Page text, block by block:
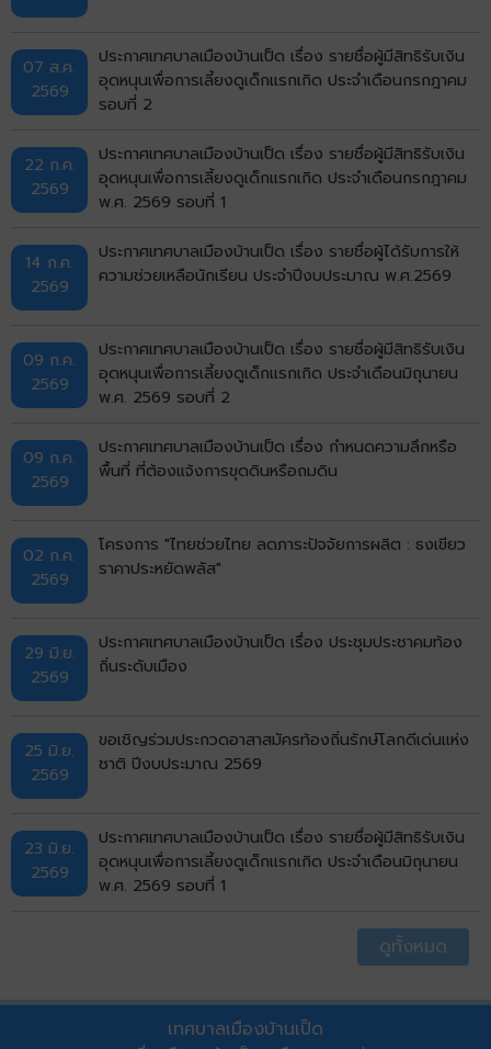
07 ส.ค.
2569
ประกาศเทศบาลเมืองบ้านเป็ด เรื่อง รายชื่อผู้มีสิทธิรับเงิน
อุดหนุนเพื่อการเลี้ยงดูเด็กแรกเกิด ประจำเดือนกรกฎาคม
รอบที่ 2
22 ก.ค.
2569
ประกาศเทศบาลเมืองบ้านเป็ด เรื่อง รายชื่อผู้มีสิทธิรับเงิน
อุดหนุนเพื่อการเลี้ยงดูเด็กแรกเกิด ประจำเดือนกรกฎาคม
พ.ศ. 2569 รอบที่ 1
14 ก.ค.
2569
ประกาศเทศบาลเมืองบ้านเป็ด เรื่อง รายชื่อผู้ได้รับการให้
ความช่วยเหลือนักเรียน ประจำปีงบประมาณ พ.ศ.2569
09 ก.ค.
2569
ประกาศเทศบาลเมืองบ้านเป็ด เรื่อง รายชื่อผู้มีสิทธิรับเงิน
อุดหนุนเพื่อการเลี้ยงดูเด็กแรกเกิด ประจำเดือนมิถุนายน
พ.ศ. 2569 รอบที่ 2
09 ก.ค.
2569
ประกาศเทศบาลเมืองบ้านเป็ด เรื่อง กำหนดความลึกหรือ
พื้นที่ ที่ต้องแจ้งการขุดดินหรือถมดิน
02 ก.ค.
2569
โครงการ "ไทยช่วยไทย ลดภาระปัจจัยการผลิต : ธงเขียว
ราคาประหยัดพลัส"
29 มิ.ย.
2569
ประกาศเทศบาลเมืองบ้านเป็ด เรื่อง ประชุมประชาคมท้อง
ถิ่นระดับเมือง
25 มิ.ย.
2569
ขอเชิญร่วมประกวดอาสาสมัครท้องถิ่นรักษ์โลกดีเด่นแห่ง
ชาติ ปีงบประมาณ 2569
23 มิ.ย.
2569
ประกาศเทศบาลเมืองบ้านเป็ด เรื่อง รายชื่อผู้มีสิทธิรับเงิน
อุดหนุนเพื่อการเลี้ยงดูเด็กแรกเกิด ประจำเดือนมิถุนายน
พ.ศ. 2569 รอบที่ 1
ดูทั้งหมด
เทศบาลเมืองบ้านเป็ด